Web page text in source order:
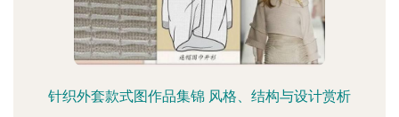
针织外套款式图作品集锦 风格、结构与设计赏析